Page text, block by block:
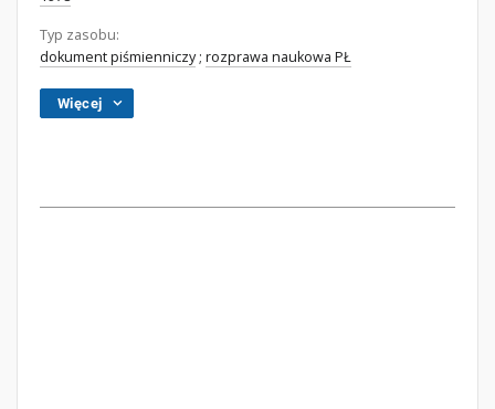
Typ zasobu:
dokument piśmienniczy; rozprawa naukowa PŁ
Więcej